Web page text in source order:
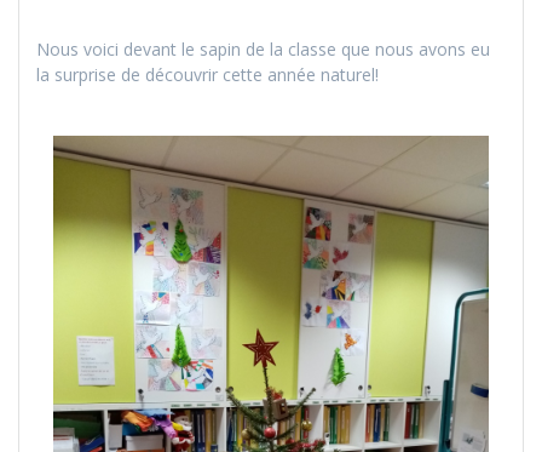
Nous voici devant le sapin de la classe que nous avons eu
la surprise de découvrir cette année naturel!